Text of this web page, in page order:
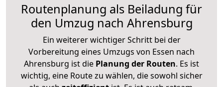
Routenplanung als Beiladung für
den Umzug nach Ahrensburg
Ein weiterer wichtiger Schritt bei der
Vorbereitung eines Umzugs von Essen nach
Ahrensburg ist die Planung der Routen. Es ist
wichtig, eine Route zu wählen, die sowohl sicher